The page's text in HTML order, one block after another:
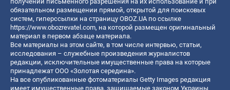
обязательном размещении прямой, открытой для поисковых
систем, гиперссылки на страницу OBOZ.UA по ссылке
https://www.obozrevatel.com, на которой размещен оригинальный
материал в первом абзаце материала.
Все материалы на этом сайте, в том числе интервью, статьи,
исследования – служебные произведения журналистов
редакции, исключительные имущественные права на которые
принадлежат ООО «Золотая середина».
На все опубликованные фотоматериалы Getty Images редакция
имеет имущественные права, защищаемые законом Украины